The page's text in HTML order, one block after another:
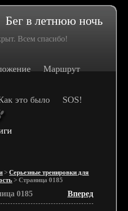
Бег в летнюю ночь
Всем спасибо!
Маршрут
это было SOS!
>Серьезные тренировки для
> Страница 0185
0185 Вперед